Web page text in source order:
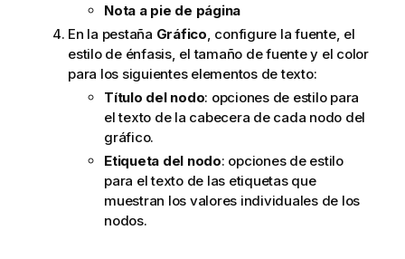
Nota a pie de página
En la pestaña Gráfico, configure la fuente, el
estilo de énfasis, el tamaño de fuente y el color
para los siguientes elementos de texto:
Título del nodo: opciones de estilo para
el texto de la cabecera de cada nodo del
gráfico.
Etiqueta del nodo: opciones de estilo
para el texto de las etiquetas que
muestran los valores individuales de los
nodos.